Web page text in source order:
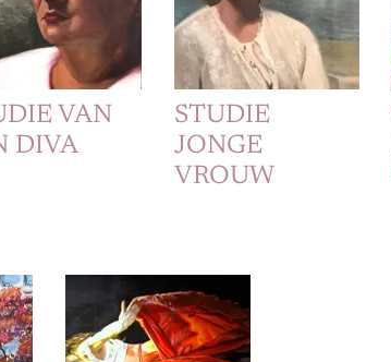
VAN
DIVA
STUDIE
JONGE
VROUW